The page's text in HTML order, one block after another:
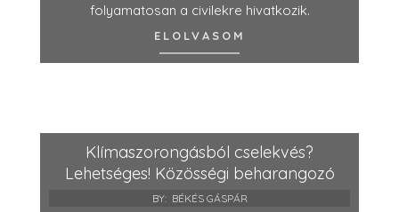
folyamatosan a civilekre hivatkozik.
ELOLVASOM
Klímaszorongásból cselekvés?
Lehetséges! Közösségi beharangozó
BY: BÉKÉS GÁSPÁR